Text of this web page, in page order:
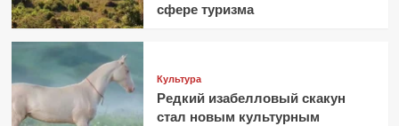
сфере туризма
Культура
Редкий изабелловый скакун
стал новым культурным